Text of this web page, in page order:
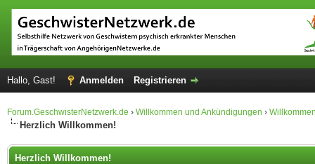
Hallo, Gast! Anmelden Registrieren
Forum.GeschwisterNetzwerk.de › Willkommen und Ankündigungen ›
Herzlich Willkommen!
Herzlich Willkommen!